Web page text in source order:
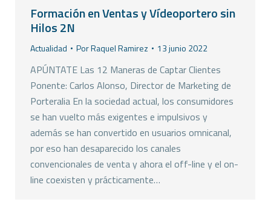
Formación en Ventas y Vídeoportero sin
Hilos 2N
Actualidad PorRaquel Ramirez 13 junio 2022
APÚNTATE Las 12 Maneras de Captar Clientes
Ponente: Carlos Alonso, Director de Marketing de
Porteralia En la sociedad actual, los consumidores
se han vuelto más exigentes e impulsivos y
además se han convertido en usuarios omnicanal,
por eso han desaparecido los canales
convencionales de venta y ahora el off-line y el on-
line coexisten y prácticamente…